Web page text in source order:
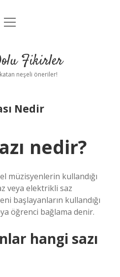
Uyarı
menüyü
Fikirler
neşeli öneriler!
Nedir
nedir?
müzisyenlerin kullandığı
veya elektrikli saz
başlayanların kullandığı
öğrenci bağlama denir.
hangi sazı